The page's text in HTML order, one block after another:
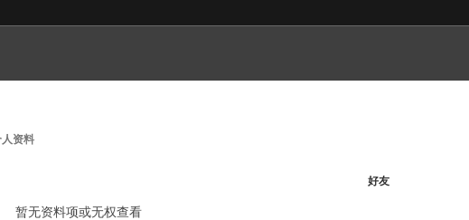
资料
暂无资料项或无权查看
好友